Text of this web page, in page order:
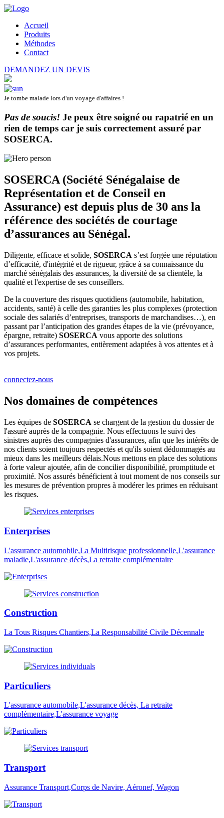
Accueil
Produits
Méthodes
Contact
DEMANDEZ UN DEVIS
Je tombe malade lors d'un voyage d'affaires !
Pas de soucis! Je peux être soigné ou rapatrié en un
rien de temps car je suis correctement assuré par
SOSERCA.
SOSERCA (Société Sénégalaise de
Représentation et de Conseil en
Assurance) est depuis plus de 30 ans la
référence des sociétés de courtage
d’assurances au Sénégal.
Diligente, efficace et solide, SOSERCA s’est forgée une réputation
d’efficacité, d'intégrité et de rigueur, grâce à sa connaissance du
marché sénégalais des assurances, la diversité de sa clientèle, la
qualité et l'expertise de ses conseillers.
De la couverture des risques quotidiens (automobile, habitation,
accidents, santé) à celle des garanties les plus complexes (protection
sociale des salariés d’entreprises, transports de marchandises…), en
passant par l’anticipation des grandes étapes de la vie (prévoyance,
épargne, retraite) SOSERCA vous apporte des solutions
d’assurances performantes, entièrement adaptées à vos attentes et à
vos projets.
connectez-nous
Nos domaines de compétences
Les équipes de SOSERCA se chargent de la gestion du dossier de
l'assuré auprès de la compagnie. Nous effectuons le suivi des
sinistres auprès des compagnies d'assurances, afin que les intérêts de
nos clients soient toujours respectés et qu'ils soient dédommagés au
mieux dans les meilleurs délais.Nous mettons en place des solutions
à forte valeur ajoutée, afin de concilier disponibilité, promptitude et
proximité. Nos assurés bénéficient à tout moment de nos conseils sur
les mesures de prévention propres à modérer les primes en réduisant
les risques.
Enterprises
L'assurance automobile,La Multirisque professionnelle,L'assurance
maladie,L'assurance décès,La retraite complémentaire
Construction
La Tous Risques Chantiers,La Responsabilité Civile Décennale
Particuliers
L'assurance automobile,L'assurance décès, La retraite
complémentaire,L'assurance voyage
Transport
Assurance Transport,Corps de Navire, Aéronef, Wagon